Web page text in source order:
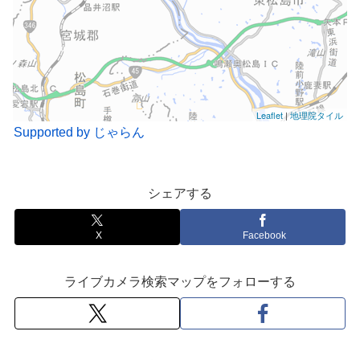
Leaflet|地理院タイル
Supported by じゃらん
シェアする
X Facebook
ライブカメラ検索マップをフォローする